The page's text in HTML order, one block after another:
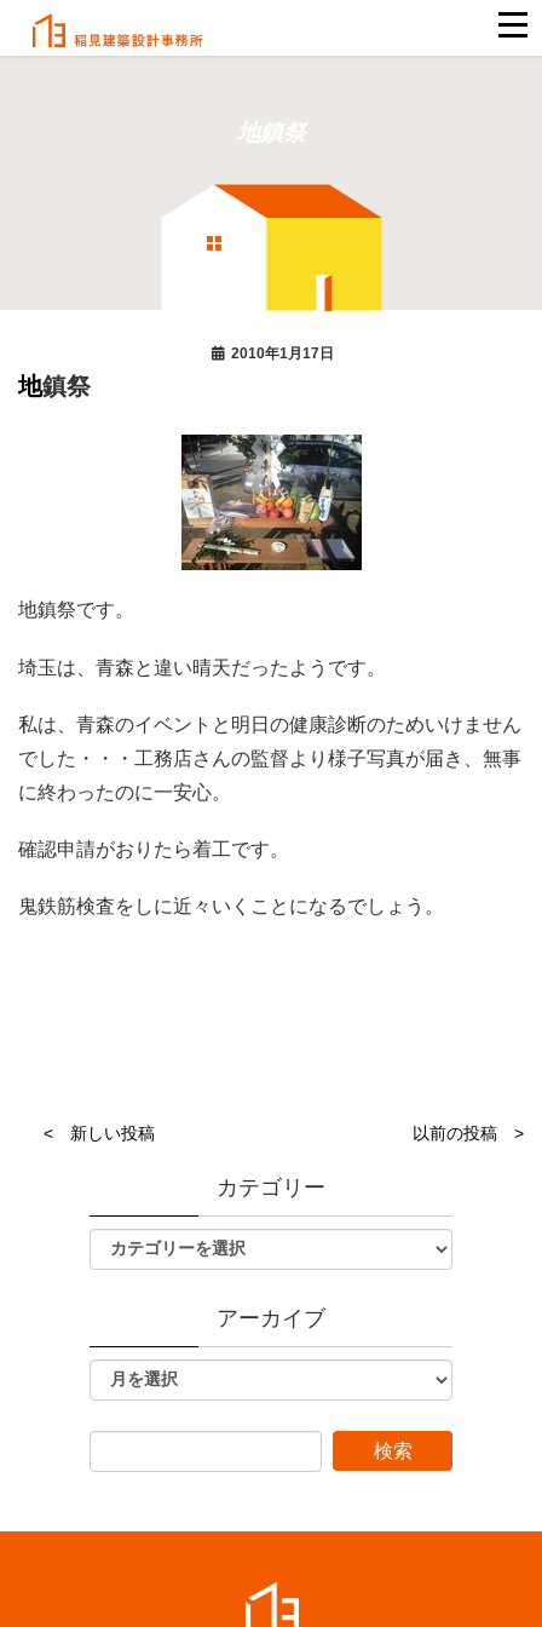
地鎮祭
2010年1月17日
地鎮祭
地鎮祭です。
埼玉は、青森と違い晴天だったようです。
私は、青森のイベントと明日の健康診断のためいけません
でした・・・工務店さんの監督より様子写真が届き、無事
に終わったのに一安心。
確認申請がおりたら着工です。
鬼鉄筋検査をしに近々いくことになるでしょう。
< 新しい投稿 以前の投稿 >
カテゴリー
アーカイブ